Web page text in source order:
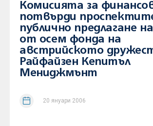
Комисията за
потвърди
публично предлагане
от осем фонда на
австрийското
Райфайзен Кепитъл
Мениджмънт
20 януари 2006